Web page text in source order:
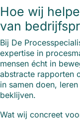
Hoe wij
van
Bij De
expertise in
mensen écht in
abstracte rapporten
in samen doen,
beklijven.
Wat wij concreet